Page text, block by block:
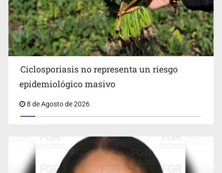
Michoacán
Cae en Zapopan prófugo estadounidense buscado por
Interpol
Ciclosporiasis no representa un riesgo
epidemiológico masivo
8 de Agosto de 2026